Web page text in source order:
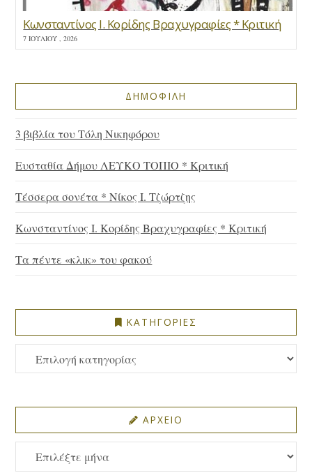
Κωνσταντίνος Ι. Κορίδης Βραχυγραφίες * Κριτική
7 ΙΟΥΛΊΟΥ , 2026
ΔΗΜΟΦΙΛΗ
3 βιβλία του Τόλη Νικηφόρου
Ευσταθία Δήμου ΛΕΥΚΟ ΤΟΠΙΟ * Κριτική
Τέσσερα σονέτα * Νίκος Ι. Τζώρτζης
Κωνσταντίνος Ι. Κορίδης Βραχυγραφίες * Κριτική
Τα πέντε «κλικ» του φακού
ΚΑΤΗΓΟΡΙΕΣ
ΚΑΤΗΓΟΡΙΕΣ
ΑΡΧΕΙΟ
ΑΡΧΕΙΟ